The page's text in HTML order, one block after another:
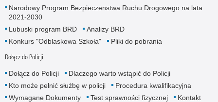
Narodowy Program Bezpieczenstwa Ruchu Drogowego na lata
2021-2030
Lubuski program BRD
Analizy BRD
Konkurs "Odblaskowa Szkoła"
Pliki do pobrania
Dołącz do Policji
Dołącz do Policji
Dlaczego warto wstąpić do Policji
Kto może pełnić służbę w policji
Procedura kwalifikacyjna
Wymagane Dokumenty
Test sprawności fizycznej
Kontakt